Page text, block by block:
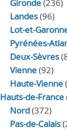
Gironde(236)
Landes(96)
Lot-et-
Pyrénées-
Deux-Sèvres
Vienne(92)
Haute-Vienne
Hauts-de-France
Nord(372)
Pas-de-Calais